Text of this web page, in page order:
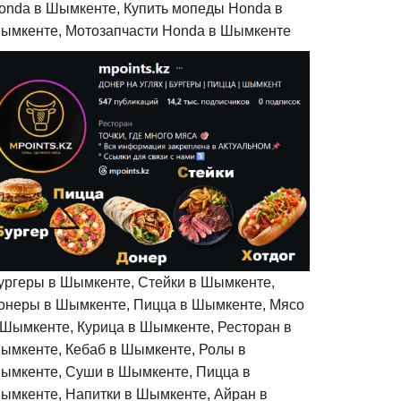
в Шымкенте, Купить мопеды Honda в
Мотозапчасти Honda в Шымкенте
в Шымкенте, Стейки в Шымкенте,
в Шымкенте, Пицца в Шымкенте, Мясо
Курица в Шымкенте, Ресторан в
Кебаб в Шымкенте, Ролы в
Суши в Шымкенте, Пицца в
Напитки в Шымкенте, Айран в